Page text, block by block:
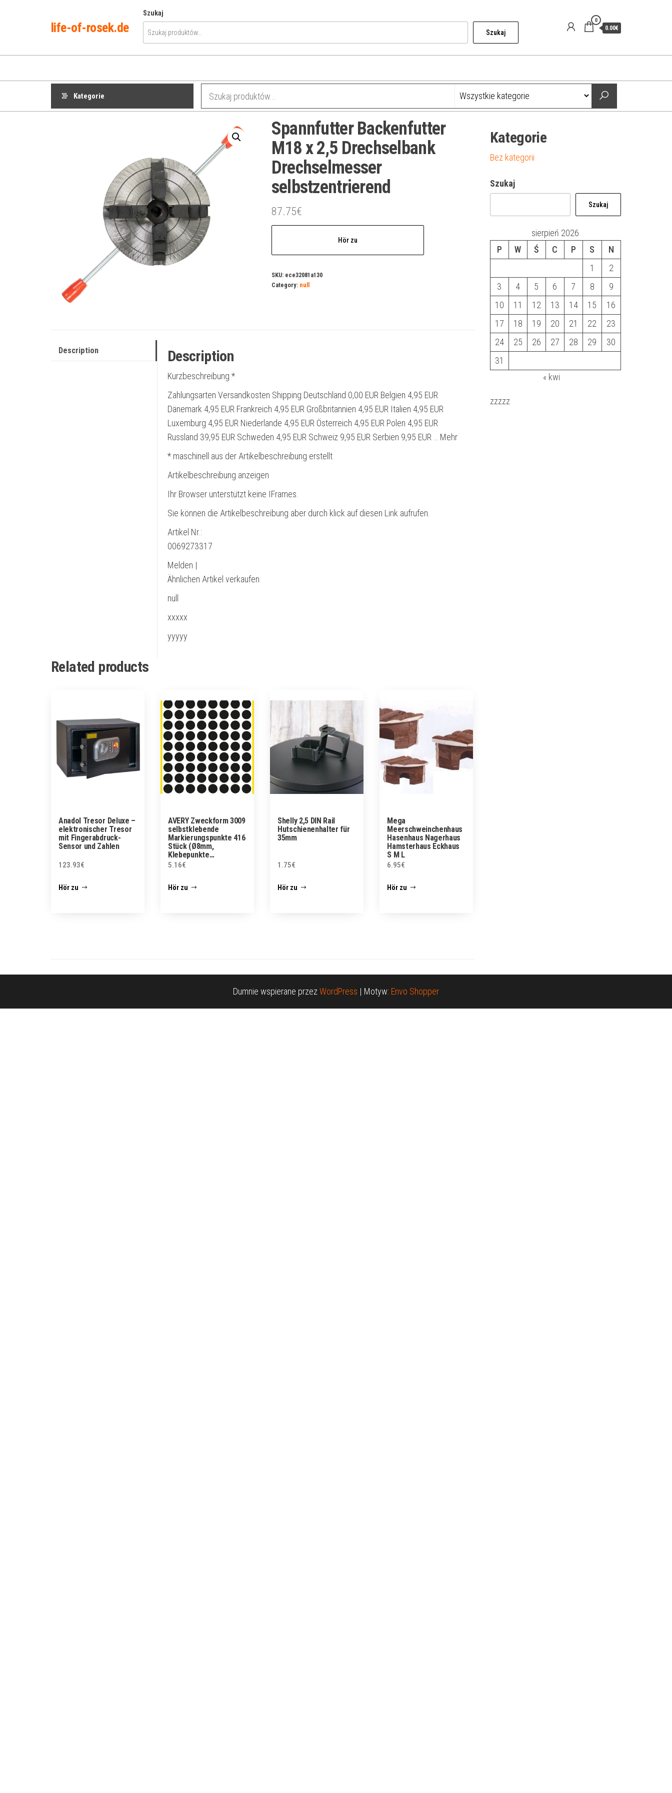
life-of-rosek.de
Szukaj
Szukaj
0
0.00€
Kategorie
Spannfutter Backenfutter
M18 x 2,5 Drechselbank
Drechselmesser
selbstzentrierend
87.75€
Hör zu
SKU: ece32081a130
Category: null
Description Description
Kurzbeschreibung *
Zahlungsarten Versandkosten Shipping Deutschland 0,00 EUR Belgien 4,95 EUR
Dänemark 4,95 EUR Frankreich 4,95 EUR Großbritannien 4,95 EUR Italien 4,95 EUR
Luxemburg 4,95 EUR Niederlande 4,95 EUR Österreich 4,95 EUR Polen 4,95 EUR
Russland 39,95 EUR Schweden 4,95 EUR Schweiz 9,95 EUR Serbien 9,95 EUR … Mehr
* maschinell aus der Artikelbeschreibung erstellt
Artikelbeschreibung anzeigen
Ihr Browser unterstützt keine IFrames.
Sie können die Artikelbeschreibung aber durch klick auf diesen Link aufrufen.
Artikel Nr.:
0069273317
Melden |
Ähnlichen Artikel verkaufen
null
xxxxx
yyyyy
Related products
Anadol Tresor Deluxe –
elektronischer Tresor
mit Fingerabdruck-
Sensor und Zahlen
123.93€
Hör zu
AVERY Zweckform 3009
selbstklebende
Markierungspunkte 416
Stück (Ø8mm,
Klebepunkte…
5.16€
Hör zu
Shelly 2,5 DIN Rail
Hutschienenhalter für
35mm
1.75€
Hör zu
Mega
Meerschweinchenhaus
Hasenhaus Nagerhaus
Hamsterhaus Eckhaus
S M L
6.95€
Hör zu
Kategorie
Bez kategorii
Szukaj
Szukaj
sierpień 2026
P
W Ś C P S
N
1
2
3
4 5 6 7 8
9
10
11 12 13 14 15
16
17
18 19 20 21 22
23
24
25 26 27 28 29
30
31
« kwi
zzzzz
Dumnie wspierane przez WordPress | Motyw: Envo Shopper